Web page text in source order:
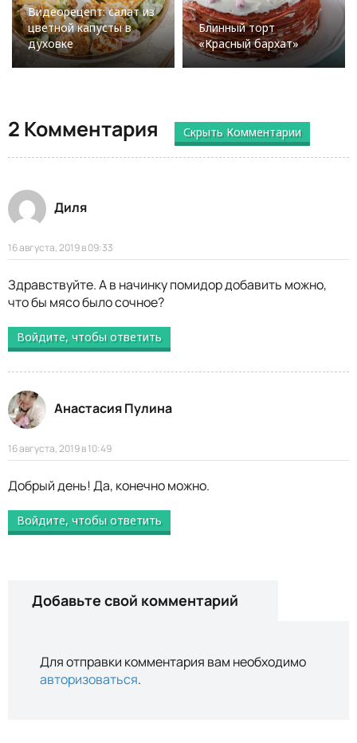
Видеорецепт: салат из
цветной капусты в
духовке
Блинный торт
«Красный бархат»
2 Комментария Скрыть Комментарии
Диля
16 августа, 2019 в 09:33
Здравствуйте. А в начинку помидор добавить можно,
что бы мясо было сочное?
Войдите, чтобы ответить
Анастасия Пулина
16 августа, 2019 в 10:49
Добрый день! Да, конечно можно.
Войдите, чтобы ответить
Добавьте свой комментарий
Для отправки комментария вам необходимо
авторизоваться.